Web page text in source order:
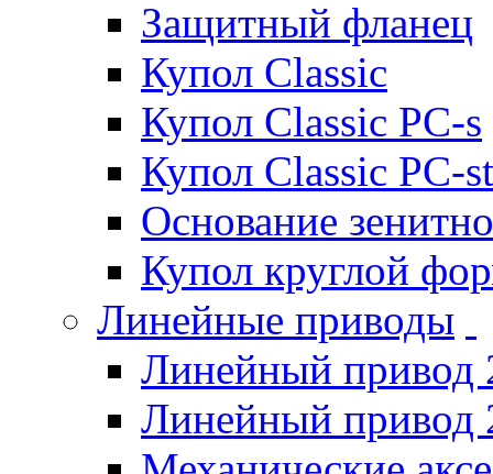
Защитный фланец
Купол Classic
Купол Classic PC-s
Купол Classic PC-st
Основание
Купол круглой
Линейные приводы
Линейный привод
Линейный привод